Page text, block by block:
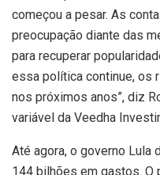
começou a pesar. As
preocupação diante das
para recuperar
essa política continue, os
nos próximos anos”, diz
variável da Veedha
Até agora, o governo Lula
144 bilhões em gastos. O